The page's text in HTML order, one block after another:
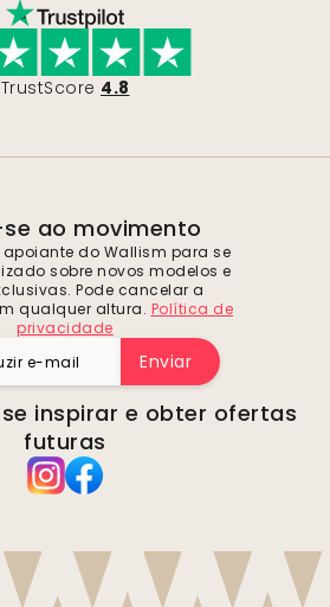
TrustScore 4.8
ao movimento
apoiante do Wallism para se
sobre novos modelos e
Pode cancelar a
qualquer altura. Política de
privacidade
Enviar
inspirar e obter ofertas
futuras